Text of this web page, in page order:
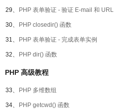
29、 PHP 表单验证 - 验证 E-mail 和 URL
30、 PHP closedir() 函数
31、 PHP 表单验证 - 完成表单实例
32、 PHP dir() 函数
PHP 高级教程
33、 PHP 多维数组
34、 PHP getcwd() 函数